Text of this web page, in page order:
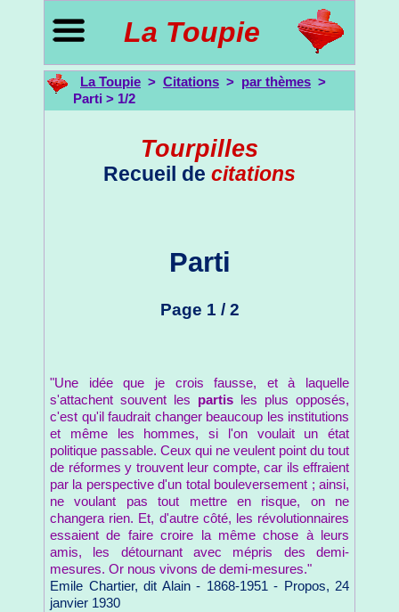
La Toupie
La Toupie > Citations > par thèmes >
Parti > 1/2
Tourpilles
Recueil de citations
Parti
Page 1 / 2
"Une idée que je crois fausse, et à laquelle
s'attachent souvent les partis les plus opposés,
c'est qu'il faudrait changer beaucoup les institutions
et même les hommes, si l'on voulait un état
politique passable. Ceux qui ne veulent point du tout
de réformes y trouvent leur compte, car ils effraient
par la perspective d'un total bouleversement ; ainsi,
ne voulant pas tout mettre en risque, on ne
changera rien. Et, d'autre côté, les révolutionnaires
essaient de faire croire la même chose à leurs
amis, les détournant avec mépris des demi-
mesures. Or nous vivons de demi-mesures."
Emile Chartier, dit Alain - 1868-1951 - Propos, 24
janvier 1930